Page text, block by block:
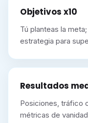
Objetivos x10
Tú planteas la
estrategia para
Resultados
Posiciones, tráfico
métricas de